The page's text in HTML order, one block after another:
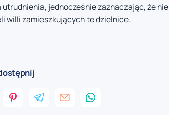
jednocześnie zaznaczając, że nie
willi zamieszkujących te dzielnice.